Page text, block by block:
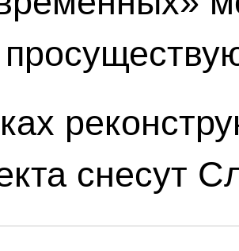
снесут